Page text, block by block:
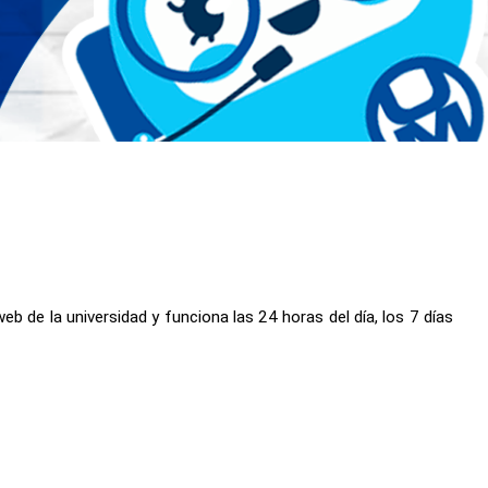
de la universidad y funciona las 24 horas del día, los 7 días